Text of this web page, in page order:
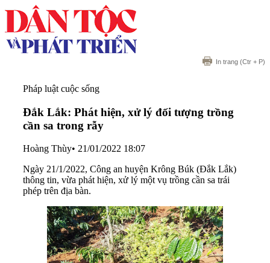
In trang (Ctr + P)
Pháp luật cuộc sống
Đắk Lắk: Phát hiện, xử lý đối tượng trồng
cần sa trong rẫy
Hoàng Thùy• 21/01/2022 18:07
Ngày 21/1/2022, Công an huyện Krông Búk (Đắk Lắk)
thông tin, vừa phát hiện, xử lý một vụ trồng cần sa trái
phép trên địa bàn.